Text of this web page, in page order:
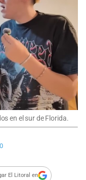
en el sur de Florida.
El Litoral en